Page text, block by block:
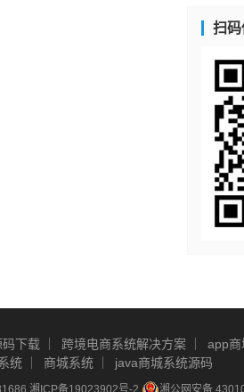
扫
下载 跨境电商系统解决方案 app商
统 商城系统 java商城系统源码
湘ICP备19023902号-2 湘公网安备